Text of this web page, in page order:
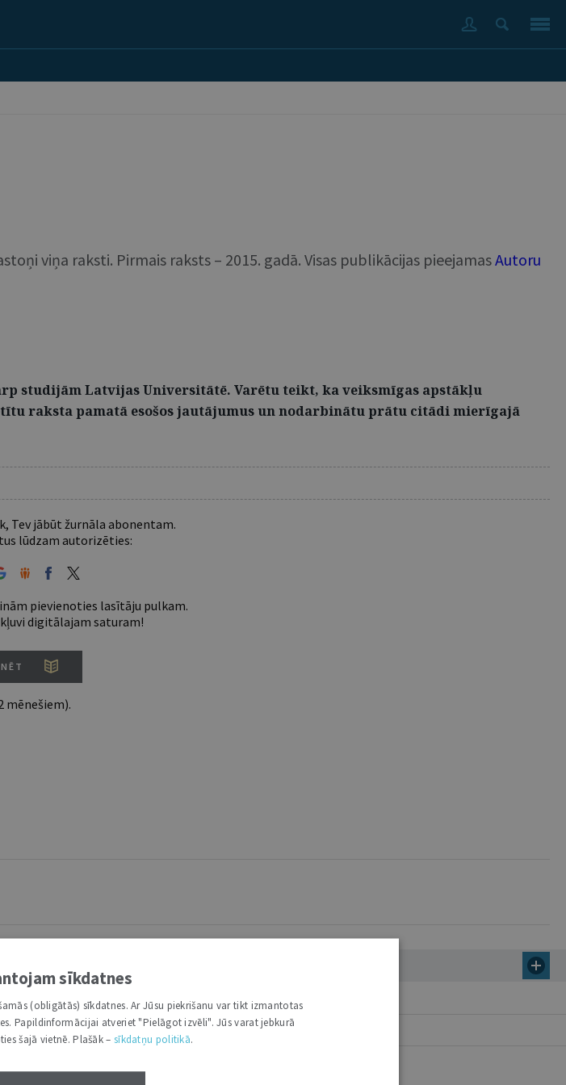
viņa raksti. Pirmais raksts – 2015. gadā. Visas publikācijas pieejamasAutoru
studijām Latvijas Universitātē. Varētu teikt, ka veiksmīgas apstākļu
raksta pamatā esošos jautājumus un nodarbinātu prātu citādi mierīgajā
Tev jābūt žurnāla abonentam.
lūdzam autorizēties:
pievienoties lasītāju pulkam.
digitālajam saturam!
mēnešiem).
sīkdatnes
(obligātās) sīkdatnes. Ar Jūsu piekrišanu var tikt izmantotas
Papildinformācijai atveriet "Pielāgot izvēli". Jūs varat jebkurā
šajā vietnē. Plašāk – sīkdatņu politikā.